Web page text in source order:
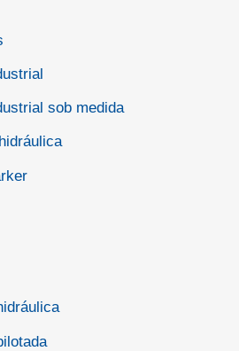
sob medida